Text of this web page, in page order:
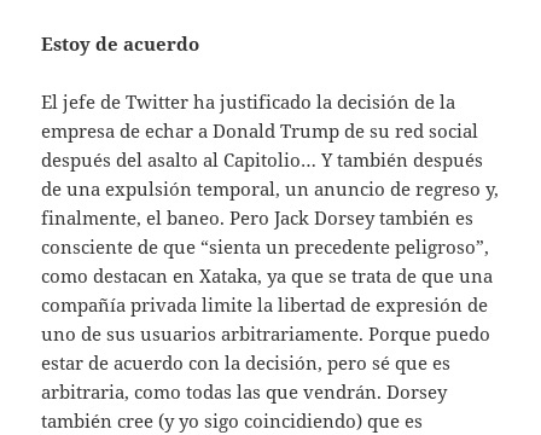
Estoy de acuerdo
El jefe de Twitter ha justificado la decisión de la
empresa de echar a Donald Trump de su red social
después del asalto al Capitolio… Y también después
de una expulsión temporal, un anuncio de regreso y,
finalmente, el baneo. Pero Jack Dorsey también es
consciente de que “sienta un precedente peligroso”,
como destacan en Xataka, ya que se trata de que una
compañía privada limite la libertad de expresión de
uno de sus usuarios arbitrariamente. Porque puedo
estar de acuerdo con la decisión, pero sé que es
arbitraria, como todas las que vendrán. Dorsey
también cree (y yo sigo coincidiendo) que es